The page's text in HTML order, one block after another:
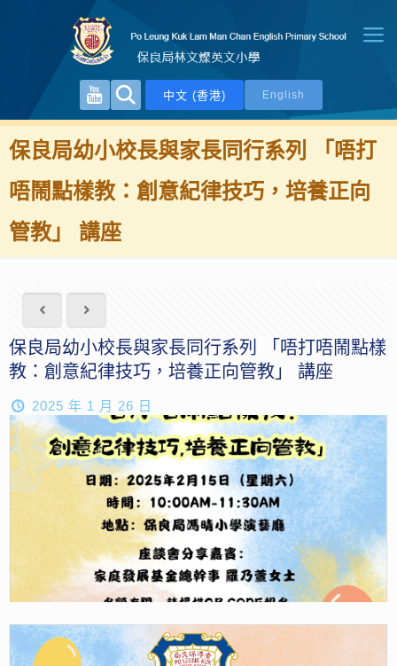
中文 (香港) English
保良局幼小校長與家長同行系列 「唔打
唔鬧點樣教：創意紀律技巧，培養正向
管教」 講座
保良局幼小校長與家長同行系列 「唔打唔鬧點樣
教：創意紀律技巧，培養正向管教」 講座
2025 年 1 月 26 日